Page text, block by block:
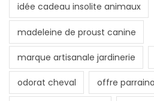
idée cadeau insolite animaux
madeleine de proust canine
marque artisanale jardinerie
odorat cheval offre